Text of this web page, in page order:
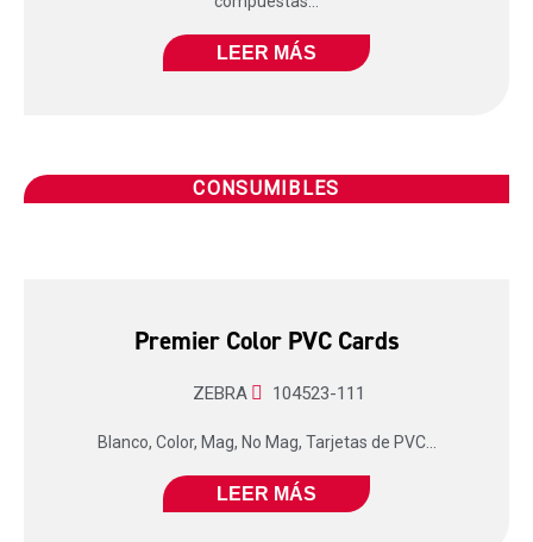
LEER MÁS
CONSUMIBLES
Premier Color PVC Cards
ZEBRA 104523-111
Blanco, Color, Mag, No Mag, Tarjetas de PVC...
LEER MÁS